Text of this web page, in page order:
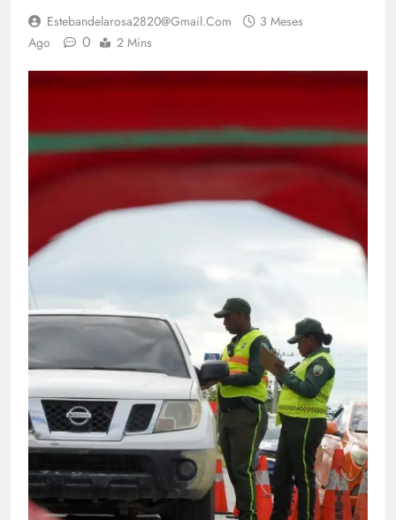
Estebandelarosa2820@gmail.com
3 Meses
Ago
0 2 Mins